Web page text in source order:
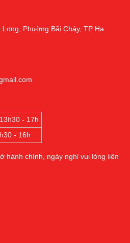
Phường Bãi Cháy, TP Hạ
- 17h
- 16h
hành chính, ngày nghỉ vui lòng liên